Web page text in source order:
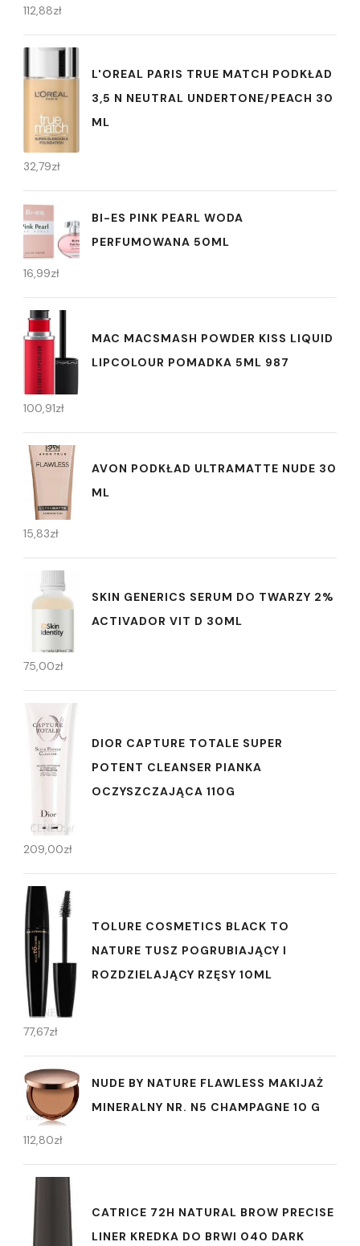
112,88zł
L'OREAL PARIS TRUE MATCH PODKŁAD
3,5 N NEUTRAL UNDERTONE/PEACH 30
ML
32,79zł
BI-ES PINK PEARL WODA
PERFUMOWANA 50ML
16,99zł
MAC MACSMASH POWDER KISS LIQUID
LIPCOLOUR POMADKA 5ML 987
100,91zł
AVON PODKŁAD ULTRAMATTE NUDE 30
ML
15,83zł
SKIN GENERICS SERUM DO TWARZY 2%
ACTIVADOR VIT D 30ML
75,00zł
DIOR CAPTURE TOTALE SUPER
POTENT CLEANSER PIANKA
OCZYSZCZAJĄCA 110G
209,00zł
TOLURE COSMETICS BLACK TO
NATURE TUSZ POGRUBIAJĄCY I
ROZDZIELAJĄCY RZĘSY 10ML
77,67zł
NUDE BY NATURE FLAWLESS MAKIJAŻ
MINERALNY NR. N5 CHAMPAGNE 10 G
112,80zł
CATRICE 72H NATURAL BROW PRECISE
LINER KREDKA DO BRWI 040 DARK